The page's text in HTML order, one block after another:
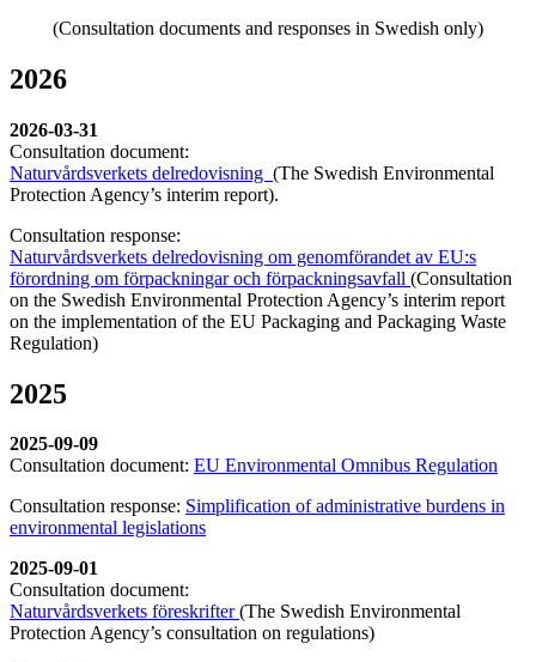
(Consultation documents and responses in Swedish only)
2026
2026-03-31
Consultation document:
Naturvårdsverkets delredovisning (The Swedish Environmental
Protection Agency’s interim report).
Consultation response:
Naturvårdsverkets delredovisning om genomförandet av EU:s
förordning om förpackningar och förpackningsavfall (Consultation
on the Swedish Environmental Protection Agency’s interim report
on the implementation of the EU Packaging and Packaging Waste
Regulation)
2025
2025-09-09
Consultation document: EU Environmental Omnibus Regulation
Consultation response: Simplification of administrative burdens in
environmental legislations
2025-09-01
Consultation document:
Naturvårdsverkets föreskrifter(The Swedish Environmental
Protection Agency’s consultation on regulations)